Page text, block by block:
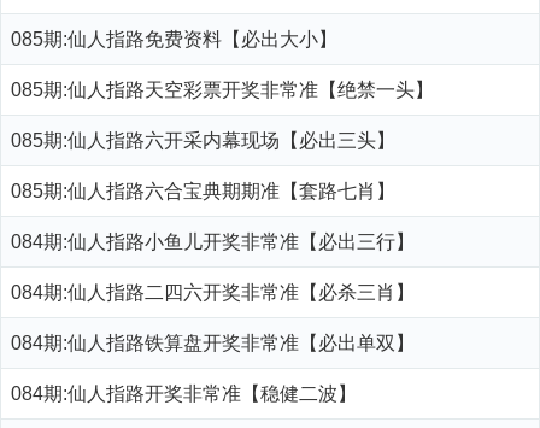
085期:仙人指路免费资料【必出大小】
085期:仙人指路天空彩票开奖非常准【绝禁一头】
085期:仙人指路六开采内幕现场【必出三头】
085期:仙人指路六合宝典期期准【套路七肖】
084期:仙人指路小鱼儿开奖非常准【必出三行】
084期:仙人指路二四六开奖非常准【必杀三肖】
084期:仙人指路铁算盘开奖非常准【必出单双】
084期:仙人指路开奖非常准【稳健二波】